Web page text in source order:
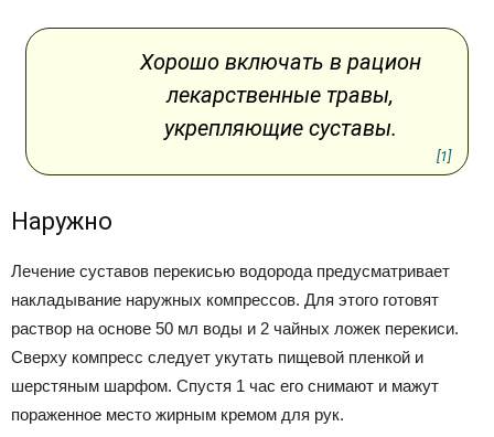
Хорошо включать в рацион
лекарственные травы,
укрепляющие суставы.
[1]
Наружно
Лечение суставов перекисью водорода предусматривает
накладывание наружных компрессов. Для этого готовят
раствор на основе 50 мл воды и 2 чайных ложек перекиси.
Сверху компресс следует укутать пищевой пленкой и
шерстяным шарфом. Спустя 1 час его снимают и мажут
пораженное место жирным кремом для рук.